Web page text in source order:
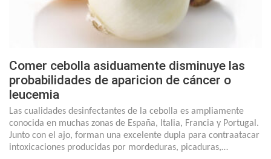
Comer cebolla asiduamente disminuye las
probabilidades de aparicion de cáncer o
leucemia
Las cualidades desinfectantes de la cebolla es ampliamente
conocida en muchas zonas de España, Italia, Francia y Portugal.
Junto con el ajo, forman una excelente dupla para contraatacar
intoxicaciones producidas por mordeduras, picaduras,…